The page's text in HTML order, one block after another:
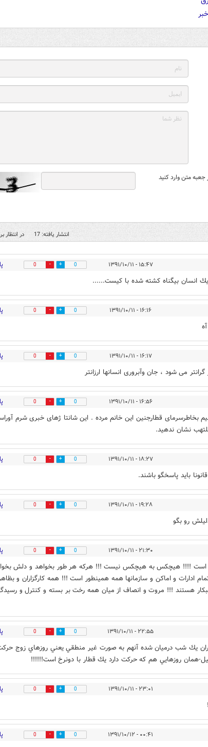
جعبه متن وارد کنید
انتشار یافته: 17 در انتظار
۱۵:۴۷ - ۱۳۹۱/۱۰/۱۱ 0
0
انسان بيگناه كشته شده با كيست......
۱۶:۱۶ - ۱۳۹۱/۱۰/۱۱ 0
0
۱۶:۱۷ - ۱۳۹۱/۱۰/۱۱ 0
0
می شود ، جان وآبروری انسانها ارزانتر
۱۶:۵۶ - ۱۳۹۱/۱۰/۱۱ 0
0
بخاطرسرمای قطارجنین این خانم مرده . این شانتا ژهای خبری شرم
نشان ندهید.
۱۸:۲۷ - ۱۳۹۱/۱۰/۱۱ 0
0
بايد پاسخگو باشند.
۱۹:۲۸ - ۱۳۹۱/۱۰/۱۱ 0
0
رو بگو
۲۱:۳۰ - ۱۳۹۱/۱۰/۱۱ 0
0
است !!!! هیچکس به هیچکس نیست !!! هرکه هر طور بخواهد و دلش
ادارات و اماکن و سازمانها همه همینطور است !!! همه کارگزاران و
هستند !!! مروت و انصاف از میان همه رخت بر بسته و کنترل و
۲۲:۵۵ - ۱۳۹۱/۱۰/۱۱ 0
0
يك شب درميان شده آنهم به صورت غير منطقي يعني روزهاي زوج
همان روزهايي هم كه حركت دارد يك قطار با دونرخ است!!!!!!
۲۳:۰۱ - ۱۳۹۱/۱۰/۱۱ 0
0
۰۰:۴۱ - ۱۳۹۱/۱۰/۱۲ 0
0